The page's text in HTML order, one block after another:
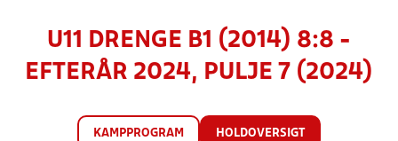
U11 DRENGE B1 (2014) 8:8 -
EFTERÅR 2024, PULJE 7 (2024)
KAMPPROGRAM HOLDOVERSIGT